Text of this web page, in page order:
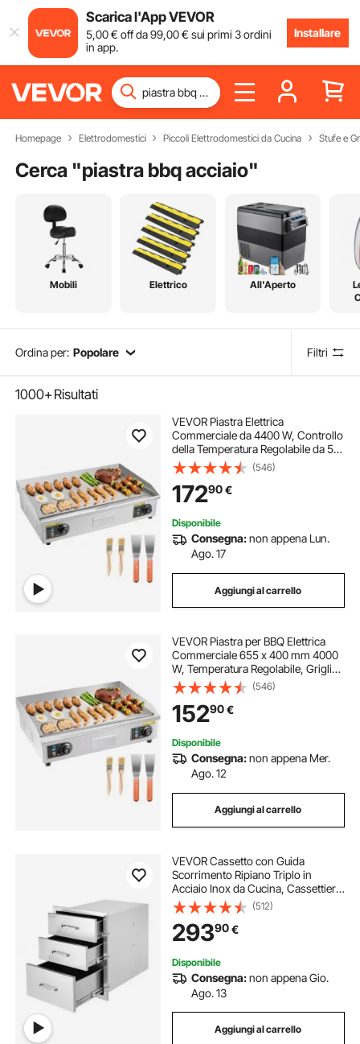
Scarica l'App VEVOR
5,00€ off da99,00€ sui primi 3 ordini
in app.
Installare
Homepage Elettrodomestici Piccoli Elettrodomestici da Cucina Stufe e
Cerca "piastra bbq acciaio"
Mobili Elettrico All'Aperto
Ordina per: Popolare Filtri
1000+Risultati
VEVOR Piastra Elettrica
Commerciale da 4400 W, Controllo
della Temperatura Regolabile da 50
a 300 °C, Griglia da Banco in
Piastra in Metallo con 2 Spatole e 2
Spazzole, per Bistecche, Senza
Spina
(546)
17290€
Disponibile
Consegna:non appena Lun.
Ago. 17
Aggiungi al carrello
VEVOR Piastra per BBQ Elettrica
Commerciale 655 x 400 mm 4000
W, Temperatura Regolabile, Griglia
Piatta da Banco per Cottura BBQ
Carne, Griglia da Banco con
Accessori per Bistecche, Senza
Spina
(546)
15290€
Disponibile
Consegna:non appena Mer.
Ago. 12
Aggiungi al carrello
VEVOR Cassetto con Guida
Scorrimento Ripiano Triplo in
Acciaio Inox da Cucina, Cassettiera
per Isola di Cucina BBQ Cucina
Esterna Cassetto Triplo con Guide
Scorrimento in Acciaio Inox Altezza
59cm
(512)
29390€
Disponibile
Consegna:non appena Gio.
Ago. 13
Aggiungi al carrello